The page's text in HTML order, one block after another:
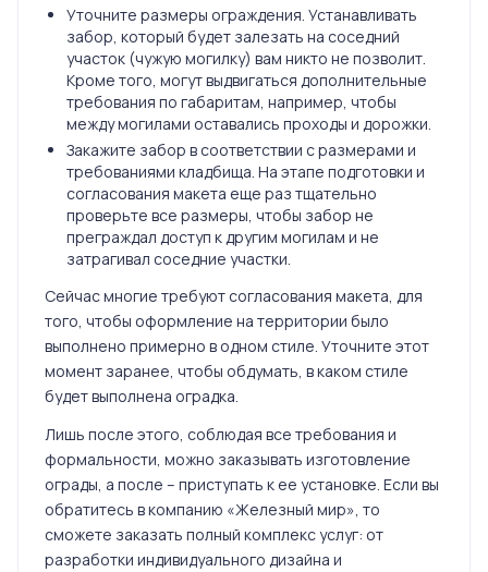
Уточните размеры ограждения. Устанавливать
забор, который будет залезать на соседний
участок (чужую могилку) вам никто не позволит.
Кроме того, могут выдвигаться дополнительные
требования по габаритам, например, чтобы
между могилами оставались проходы и дорожки.
Закажите забор в соответствии с размерами и
требованиями кладбища. На этапе подготовки и
согласования макета еще раз тщательно
проверьте все размеры, чтобы забор не
преграждал доступ к другим могилам и не
затрагивал соседние участки.
Сейчас многие требуют согласования макета, для
того, чтобы оформление на территории было
выполнено примерно в одном стиле. Уточните этот
момент заранее, чтобы обдумать, в каком стиле
будет выполнена оградка.
Лишь после этого, соблюдая все требования и
формальности, можно заказывать изготовление
ограды, а после – приступать к ее установке. Если вы
обратитесь в компанию «Железный мир», то
сможете заказать полный комплекс услуг: от
разработки индивидуального дизайна и